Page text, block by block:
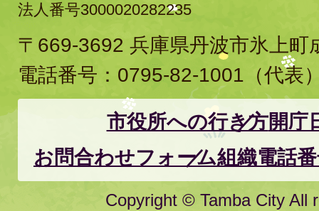
法人番号3000020282235
〒669-3692 兵庫県丹波市氷上町
電話番号： 0795-82-1001 （代表
市役所への行き方開庁
お問合わせフォーム組織電話
Copyright © Tamba City All